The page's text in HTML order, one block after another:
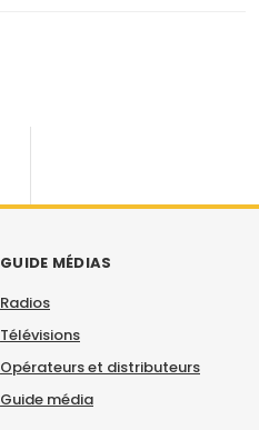
GUIDE MÉDIAS
Radios
Télévisions
Opérateurs et distributeurs
Guide média